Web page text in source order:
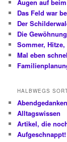
Augen auf
Das Feld war
Der
Die
Sommer, Hitze,
Mal eben
HALBWEGS
Abendgedanken
Alltagswissen
Artikel, die
Aufgeschnappt!